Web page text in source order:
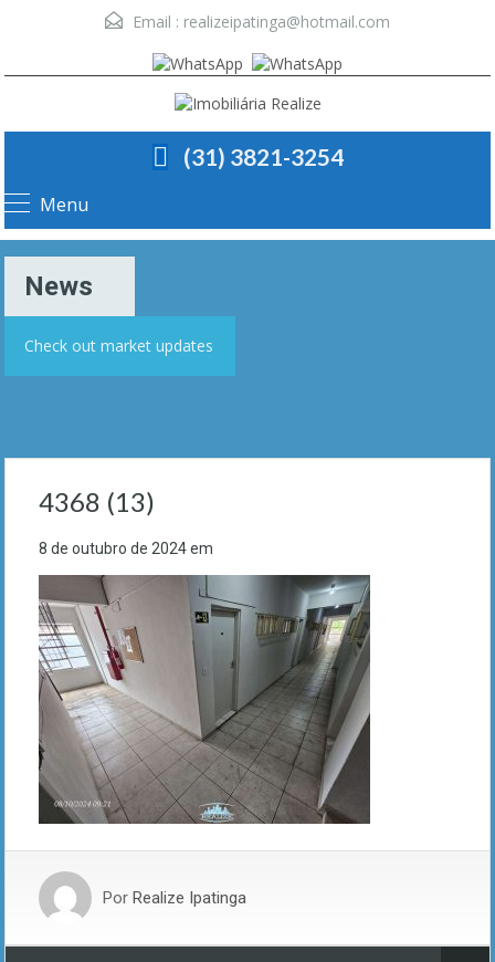
Email : realizeipatinga@hotmail.com
(31) 3821-3254
Menu
News
Check out market updates
4368 (13)
8 de outubro de 2024em
Por Realize Ipatinga